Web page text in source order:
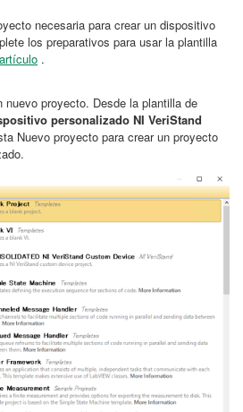
necesaria para crear un dispositivo
los preparativos para usar la plantilla
.
nuevo proyecto. Desde la plantilla de
personalizado NI VeriStand
Nuevo proyecto para crear un proyecto